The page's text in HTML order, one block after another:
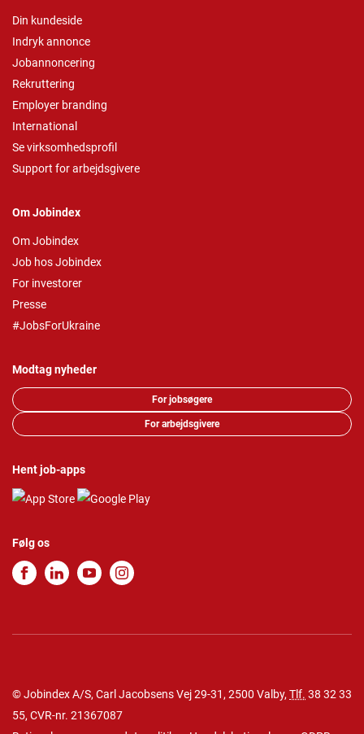
Din kundeside
Indryk annonce
Jobannoncering
Rekruttering
Employer branding
International
Se virksomhedsprofil
Support for arbejdsgivere
Om Jobindex
Om Jobindex
Job hos Jobindex
For investorer
Presse
#JobsForUkraine
Modtag nyheder
For jobsøgere
For arbejdsgivere
Hent job-apps
Følg os
© Jobindex A/S, Carl Jacobsens Vej 29-31, 2500 Valby, Tlf. 38 32 33
55, CVR-nr. 21367087